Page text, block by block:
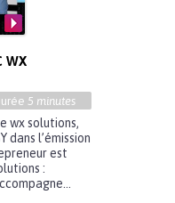
WX
5 minutes
wx solutions,
dans l’émission
est
: